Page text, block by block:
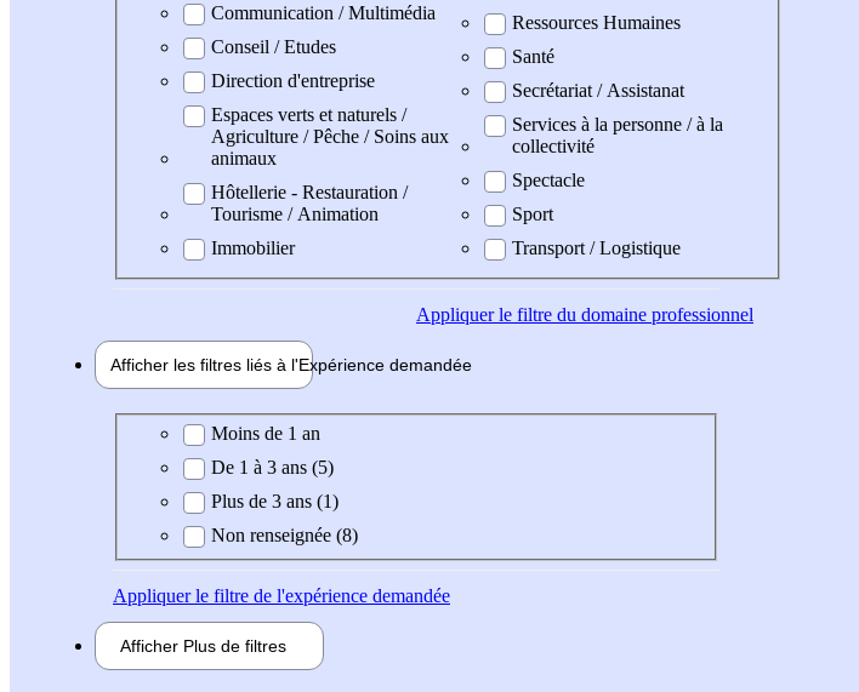
Communication / Multimédia
Conseil / Etudes
Direction d'entreprise
Espaces verts et naturels /
Agriculture / Pêche / Soins aux
animaux
Hôtellerie - Restauration /
Tourisme / Animation
Immobilier
Ressources Humaines
Santé
Secrétariat / Assistanat
Services à la personne / à la
collectivité
Spectacle
Sport
Transport / Logistique
Appliquerle filtre du domaine professionnel
Afficher les filtres liés à l'Expérience demandée
Expérience demandée
Moins de 1 an
De 1 à 3 ans (5)
Plus de 3 ans (1)
Non renseignée (8)
Appliquerle filtre de l'expérience demandée
Afficher Plus de filtres